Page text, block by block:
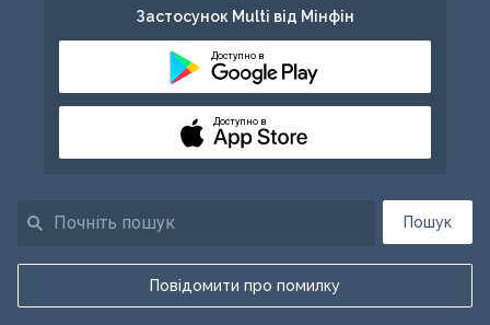
Пошук
Повідомити про помилку
Застосунок Multi від Мінфін
Доступно в
Доступно в